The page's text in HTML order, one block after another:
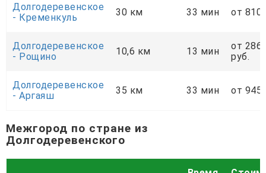
Долгодеревенское
- Кременкуль
30 км 33 мин от 810
Долгодеревенское
- Рощино
10,6 км 13 мин
от
руб.
Долгодеревенское
- Аргаяш
35 км 33 мин от 945
Межгород по стране из
Долгодеревенского